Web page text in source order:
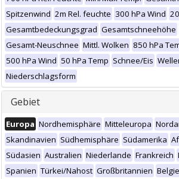
Spitzenwind 2m Rel. feuchte 300 hPa Wind
Gesamtbedeckungsgrad Gesamtschneehöhe
Gesamt-Neuschnee Mittl. Wolken 850 hPa
500 hPa Wind 50 hPa Temp Schnee/Eis
Niederschlagsform
Gebiet
Europa Nordhemisphäre Mitteleuropa
Skandinavien Südhemisphäre Südamerika
Südasien Australien Niederlande Frankreich
Spanien Türkei/Nahost Großbritannien